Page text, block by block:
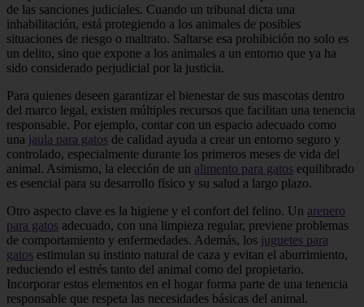
de las sanciones judiciales. Cuando un tribunal dicta una
inhabilitación, está protegiendo a los animales de posibles
situaciones de riesgo o maltrato. Saltarse esa prohibición no solo es
un delito, sino que expone a los animales a un entorno que ya ha
sido considerado perjudicial por la justicia.
Para quienes deseen garantizar el bienestar de sus mascotas dentro
del marco legal, existen múltiples recursos que facilitan una tenencia
responsable. Por ejemplo, contar con un espacio adecuado como
una jaula para gatos de calidad ayuda a crear un entorno seguro y
controlado, especialmente durante los primeros meses de vida del
animal. Asimismo, la elección de un alimento para gatos equilibrado
es esencial para su desarrollo físico y su salud a largo plazo.
Otro aspecto clave es la higiene y el confort del felino. Un arenero
para gatos adecuado, con una limpieza regular, previene problemas
de comportamiento y enfermedades. Además, los juguetes para
gatos estimulan su instinto natural de caza y evitan el aburrimiento,
reduciendo el estrés tanto del animal como del propietario.
Incorporar estos elementos en el hogar forma parte de una tenencia
responsable que respeta las necesidades básicas del animal.